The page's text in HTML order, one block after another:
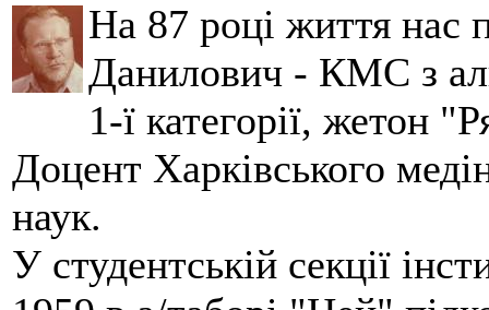
На 87 році життя нас
Данилович - КМС з
1-ї категорії, жетон
Доцент Харківського
наук.
У студентській секції